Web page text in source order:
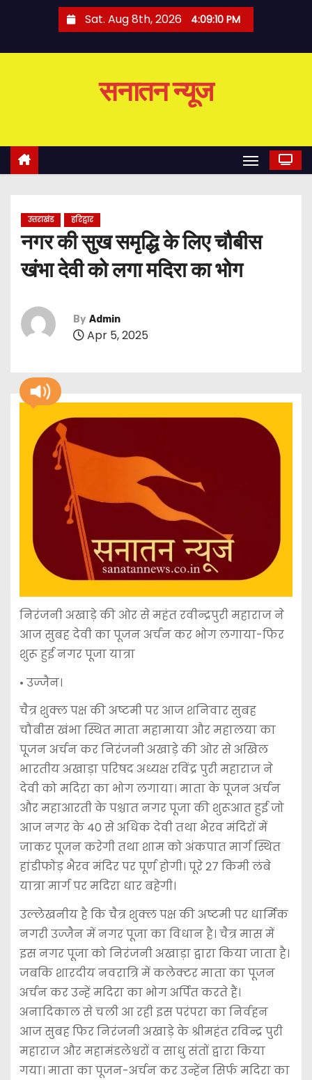
o
Sat. Aug 8th, 2026 4:09:10 PM
सनातन न्यूज
उत्तराखंड हरिद्वार
नगर की सुख समृद्धि के लिए चौबीस
खंभा देवी को लगा मदिरा का भोग
By Admin
Apr 5, 2025
निरंजनी अखाड़े की ओर से महंत रवीन्द्रपुरी महाराज ने
आज सुबह देवी का पूजन अर्चन कर भोग लगाया-फिर
शुरू हुई नगर पूजा यात्रा
• उज्जैन।
चैत्र शुक्ल पक्ष की अष्टमी पर आज शनिवार सुबह
चौबीस खंभा स्थित माता महामाया और महालया का
पूजन अर्चन कर निरंजनी अखाड़े की ओर से अखिल
भारतीय अखाड़ा परिषद अध्यक्ष रविंद्र पुरी महाराज ने
देवी को मदिरा का भोग लगाया। माता के पूजन अर्चन
और महाआरती के पश्चात नगर पूजा की शुरूआत हुई जो
आज नगर के 40 से अधिक देवी तथा भैरव मंदिरों में
जाकर पूजन करेगी तथा शाम को अंकपात मार्ग स्थित
हांडीफोड़ भैरव मंदिर पर पूर्ण होगी। पूरे 27 किमी लंबे
यात्रा मार्ग पर मदिरा धार बहेगी।
उल्लेखनीय है कि चैत्र शुक्ल पक्ष की अष्टमी पर धार्मिक
नगरी उज्जैन में नगर पूजा का विधान है। चैत्र मास में
इस नगर पूजा को निरंजनी अखाड़ा द्वारा किया जाता है।
जबकि शारदीय नवरात्रि में कलेक्टर माता का पूजन
अर्चन कर उन्हें मदिरा का भोग अर्पित करते हैं।
अनादिकाल से चली आ रही इस परंपरा का निर्वहन
आज सुबह फिर निरंजनी अखाड़े के श्रीमहंत रविन्द्र पुरी
महाराज और महामंडलेश्वरों व साधु संतों द्वारा किया
गया। माता का पूजन-अर्चन कर उन्हेंन सिर्फ मदिरा का